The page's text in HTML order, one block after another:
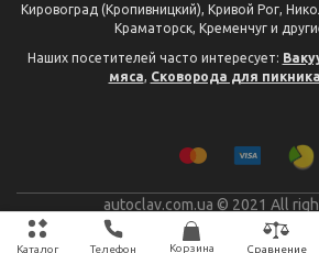
Каталог Телефон Корзина Сравнение
Кировоград (Кропивницкий), Кривой Рог,
Краматорск, Кременчуг и
Наших посетителей часто интересует:
мяса, Сковорода для
autoclav.com.ua © 2021 All
разработаноPlan B